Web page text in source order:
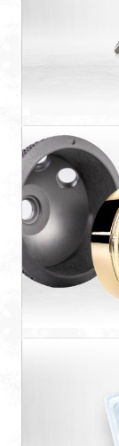
Polvo
El
FIN